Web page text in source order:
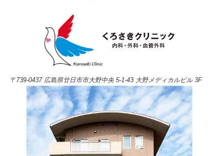
〒739-0437 広島県廿日市市大野中央 5-1-43 大野メディカルビル 3F